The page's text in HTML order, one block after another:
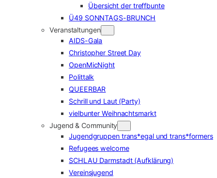
Übersicht der treffbunte
Ü49 SONNTAGS-BRUNCH
Veranstaltungen
AIDS-Gala
Christopher Street Day
OpenMicNight
Polittalk
QUEERBAR
Schrill und Laut (Party)
vielbunter Weihnachtsmarkt
Jugend & Community
Jugendgruppen trans*egal und trans*formers
Refugees welcome
SCHLAU Darmstadt (Aufklärung)
Vereinsjugend